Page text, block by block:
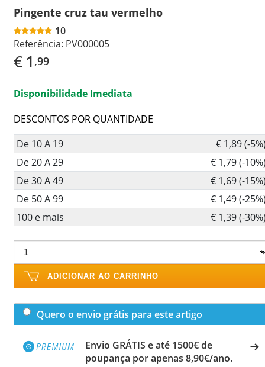
Pingente cruz tau vermelho
10
Referência: PV000005
€1 ,99
Disponibilidade Imediata
DESCONTOS POR QUANTIDADE
De 10 A 19
€ 1,89 (-
De 20 A 29
€ 1,79 (-
De 30 A 49
€ 1,69 (-
De 50 A 99
€ 1,49 (-
100 e mais
€ 1,39 (-
ADICIONAR AO CARRINHO
Quero o envio grátis para este artigo
Envio GRÁTIS e até 1500€ de
poupança por apenas 8,90€/ano.